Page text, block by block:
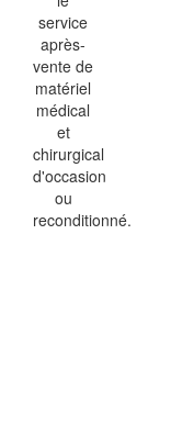
service
après-
vente de
matériel
médical
et
chirurgical
d'occasion
ou
reconditionné.